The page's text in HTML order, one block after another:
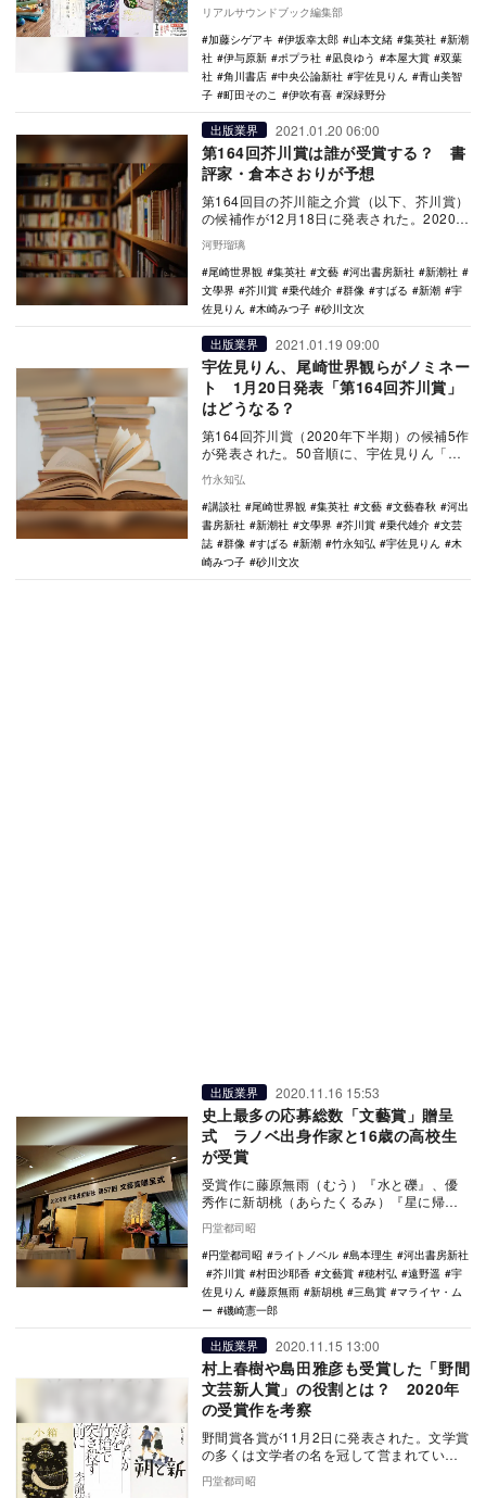
社…
リアルサウンドブック編集部
加藤シゲアキ
伊坂幸太郎 山本文緒 集英社
新潮
社
伊与原新 ポプラ社 凪良ゆう 本屋大賞
双葉
社
角川書店 中央公論新社 宇佐見りん
青山美智
子
町田そのこ 伊吹有喜 深緑野分
出版業界 2021.01.20 06:00
第164回芥川賞は誰が受賞する？ 書
評家・倉本さおりが予想
第164回目の芥川龍之介賞（以下、芥川賞）
の候補作が12月18日に発表された。2020年
河野瑠璃
尾崎世界観
集英社 文藝 河出書房新社
新潮社
文學界
芥川賞 乗代雄介 群像 すばる 新潮
宇
佐見りん
木崎みつ子 砂川文次
出版業界 2021.01.19 09:00
宇佐見りん、尾崎世界観らがノミネー
ト 1月20日発表「第164回芥川賞」
はどうなる？
第164回芥川賞（2020年下半期）の候補5作
が発表された。50音順に、宇佐見りん「推
し、燃ゆ」、尾崎世界観「母影」、木崎み
つ子…
竹永知弘
講談社
尾崎世界観 集英社 文藝 文藝春秋
河出
書房新社
新潮社 文學界 芥川賞 乗代雄介
文芸
誌
群像 すばる 新潮 竹永知弘 宇佐見りん
木
崎みつ子
砂川文次
出版業界 2020.11.16 15:53
史上最多の応募総数「文藝賞」贈呈
式 ラノベ出身作家と16歳の高校生
が受賞
受賞作に藤原無雨（むう）『水と礫』、優
秀作に新胡桃（あらたくるみ）『星に帰れ
日、都内の…
円堂都司昭
円堂都司昭
ライトノベル 島本理生
河出書房新社
芥川賞
村田沙耶香 文藝賞 穂村弘 遠野遥
宇
佐見りん
藤原無雨 新胡桃 三島賞
マライヤ・ム
ー
磯崎憲一郎
出版業界 2020.11.15 13:00
村上春樹や島田雅彦も受賞した「野間
文芸新人賞」の役割とは？ 2020年
の受賞作を考察
野間賞各賞が11月2日に発表された。文学賞
の多くは文学者の名を冠して営まれている
清治の遺志…
円堂都司昭